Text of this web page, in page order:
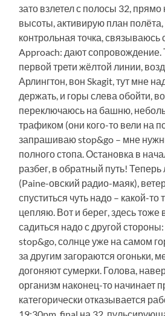
зато взлетел с полосы 32,
высоты, активирую план
контрольная точка, связываюсь
Approach: дают сопровождение.
первой трети жёлтой линии,
Арлингтон, вон Skagit, тут мне
держать, и горы слева обойти,
переключаюсь на башню,
трафиком (они кого-то вели на
запрашиваю stop&go – мне
полного стопа. Остановка в
разбег, в обратный путь! Теперь
(Paine-овский радио-маяк),
спуститься чуть надо – какой-то
цепляю. Вот и берег, здесь тоже
садиться надо с другой
stop&go, солнце уже на самом
за другим загораются огоньки,
догоняют сумерки. Голова,
организм наконец-то начинает
категорически отказывается
19:30pm, final на 32,